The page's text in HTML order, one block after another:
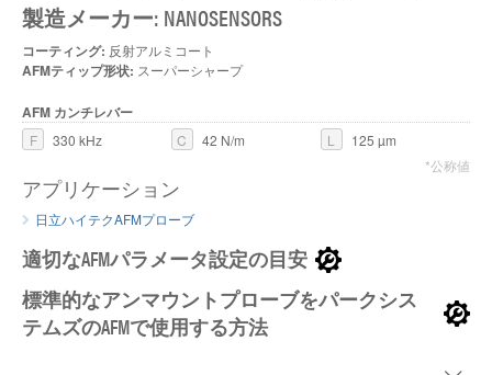
製造メーカー: NANOSENSORS
コーティング: 反射アルミコート
AFMティップ形状: スーパーシャープ
AFM カンチレバー
F 330 kHz C 42 N/m L
125 µm
*公称値
アプリケーション
日立ハイテクAFMプローブ
適切なAFMパラメータ設定の目安
標準的なアンマウントプローブをパークシス
テムズのAFMで使用する方法